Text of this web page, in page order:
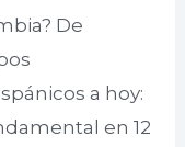
De
a hoy:
en 12